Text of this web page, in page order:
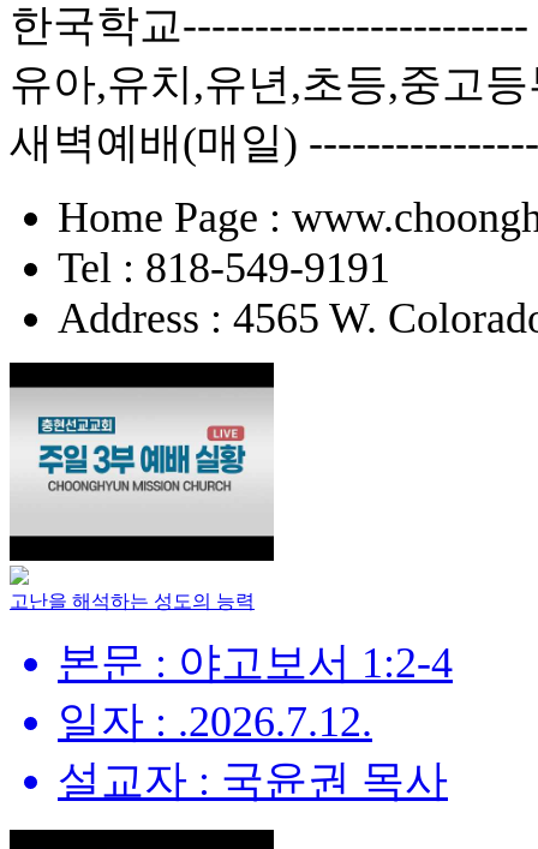
한국학교
유아,유치,유년,초등,중고
새벽예배(매일)
Home Page :
Tel : 818-549-9191
Address : 4565 W.
고난을 해석하는 성도의 능력
본문 : 야고보서 1:2-4
일자 : .2026.7.12.
설교자 : 국윤권 목사